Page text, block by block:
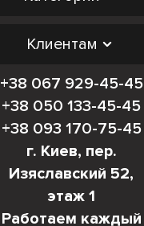
Клиентам
+38 067 929-45-45
+38 050 133-45-45
+38 093 170-75-45
г. Киев, пер.
Изяславский 52,
этаж 1
Работаем каждый